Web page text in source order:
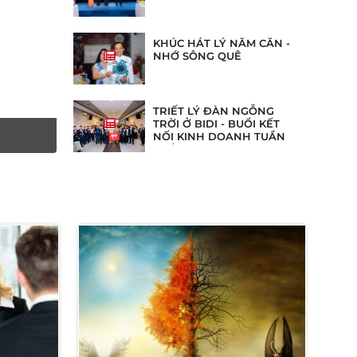
KHÚC HÁT LÝ NĂM CĂN -
NHỚ SÔNG QUÊ
TRIẾT LÝ ĐÀN NGỖNG
TRỜI Ở BIDI - BUỔI KẾT
NỐI KINH DOANH TUẦN